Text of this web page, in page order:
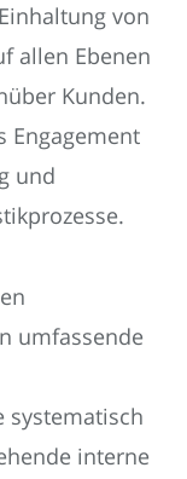
von
allen Ebenen
Kunden.
Engagement
und
umfassende
systematisch
interne